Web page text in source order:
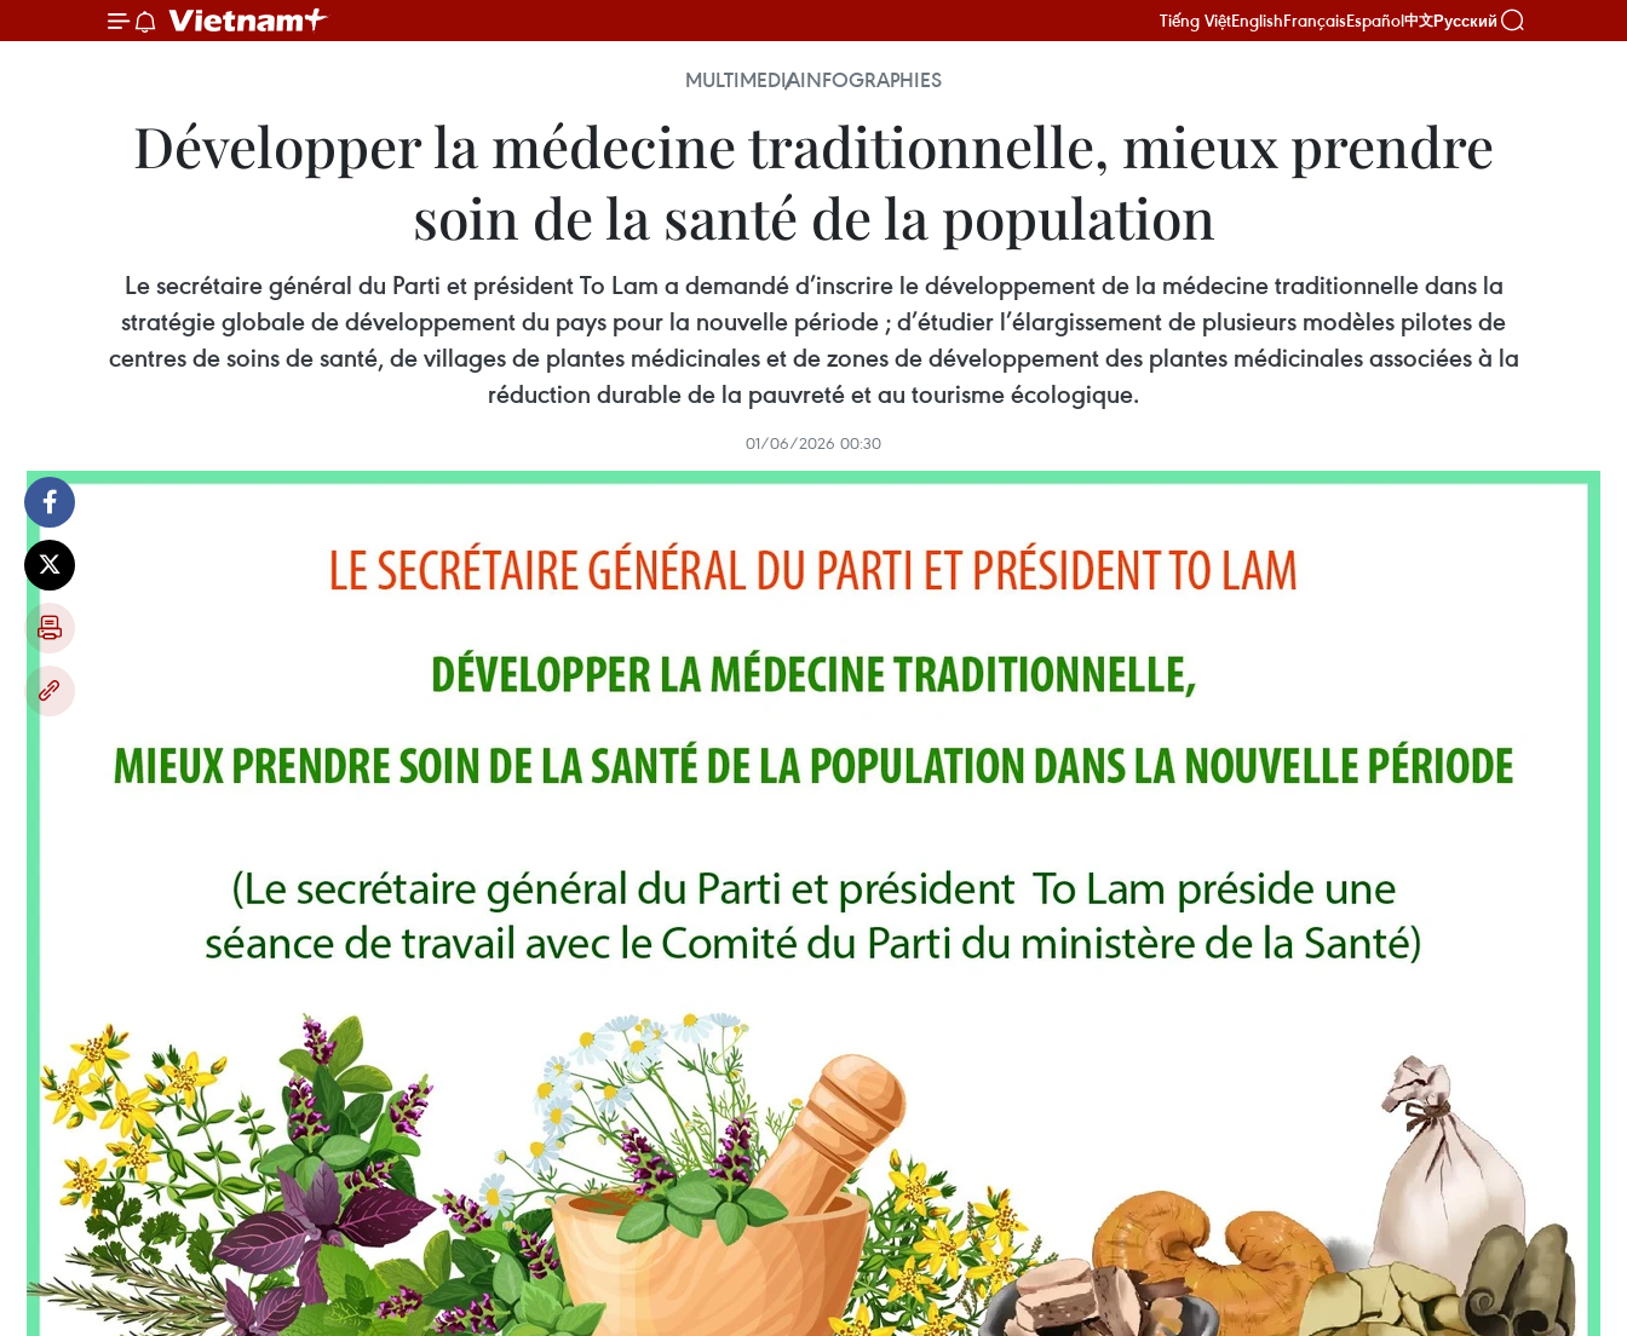
Tiếng ViệtEnglishFrançaisEspañol中文Русский
MULTIMEDIAINFOGRAPHIES
Développer la médecine traditionnelle, mieux prendre
soin de la santé de la population
Le secrétaire général du Parti et président To Lam a demandé d’inscrire le développement de la médecine traditionnelle dans la
stratégie globale de développement du pays pour la nouvelle période ; d’étudier l’élargissement de plusieurs modèles pilotes de
centres de soins de santé, de villages de plantes médicinales et de zones de développement des plantes médicinales associées à la
réduction durable de la pauvreté et au tourisme écologique.
01/06/2026 00:30